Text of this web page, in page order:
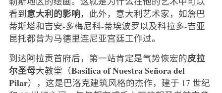
看到意大利的影响，此外，意大利艺术家，如詹巴
蒂斯塔和吉安-多梅尼科-蒂埃波罗以及科拉多-吉亚
昆托都曾为马德里连尼亚宫廷工作过。
到达阿拉贡首府后，第一站肯定是气势恢宏的皮拉
尔圣母大教堂（Basilica of Nuestra Señora del
Pilar），这是巴洛克建筑风格的杰作，建于 17 世纪